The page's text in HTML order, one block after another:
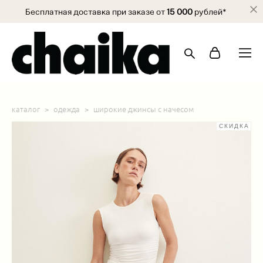
Бесплатная доставка при заказе от15 000рублей*
каталог > одежда > широкие джинсы с начесом
СКИДКА